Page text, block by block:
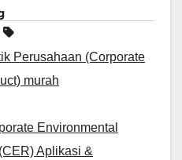
Perusahaan (Corporate
murah
Environmental
Aplikasi &